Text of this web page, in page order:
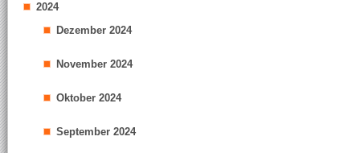
2024
Dezember 2024
November 2024
Oktober 2024
September 2024